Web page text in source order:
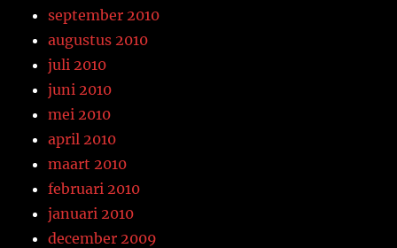
september 2010
augustus 2010
juli 2010
juni 2010
mei 2010
april 2010
maart 2010
februari 2010
januari 2010
december 2009